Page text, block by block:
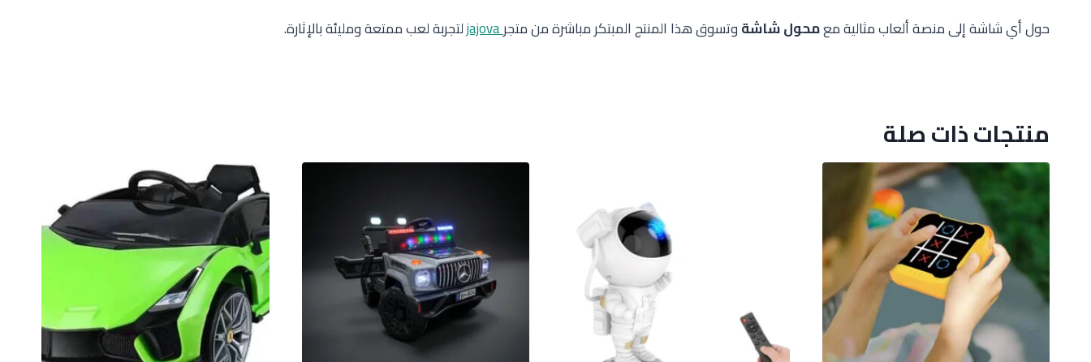
حول أي شاشة إلى منصة ألعاب مثالية معمحول شاشةوتسوق هذا المنتج المبتكر مباشرة من متجرjajovaلتجربة لعب ممتعة ومليئة بالإثارة.
منتجات ذات صلة